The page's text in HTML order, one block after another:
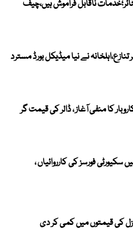
ناقابل فراموش ہیں،چیف
نے نیا میڈیکل بورڈ مسترد
کا منفی آغاز ، ڈالر کی قیمت گر
سکیورٹی فورسز کی کارروائیاں ،
کی قیمتوں میں کمی کر دی